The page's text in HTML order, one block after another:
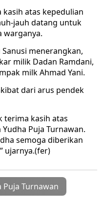
atas kepedulian
jauh datang untuk
warganya.
Sanusi menerangkan,
milik Dadan Ramdani,
milk Ahmad Yani.
dari arus pendek
terima kasih atas
Puja Turnawan.
semoga diberikan
ujarnya.(fer)
Puja Turnawan